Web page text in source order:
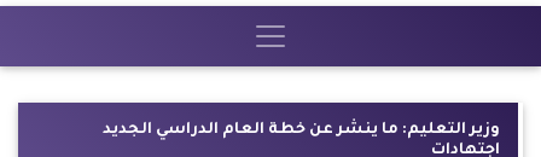
وزير التعليم: ما ينشر عن خطة العام الدراسي الجديد
اجتهادات